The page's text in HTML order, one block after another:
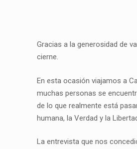
Gracias a la generosidad de
cierne.
En esta ocasión viajamos a
muchas personas se
de lo que realmente está
humana, la Verdad y la
La entrevista que nos